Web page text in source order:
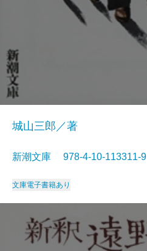
城山三郎／著
新潮文庫 978-4-10-
文庫電子書籍あり